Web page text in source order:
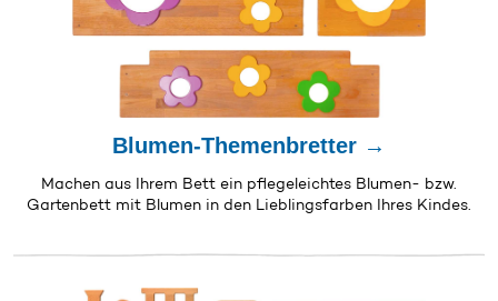
Blumen-Themenbretter →
Machen aus Ihrem Bett ein pflegeleichtes Blumen- bzw.
Gartenbett mit Blumen in den Lieblingsfarben Ihres Kindes.